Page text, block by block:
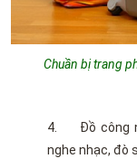
Chuần bị trang
4. Đồ công
nghe nhạc, đò